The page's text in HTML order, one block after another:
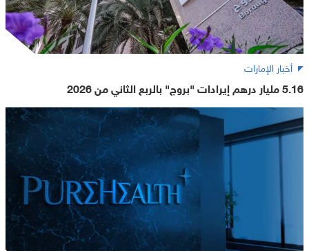
أخبار الإمارات
5.16 مليار درهم إيرادات "بروج" بالربع الثاني من 2026